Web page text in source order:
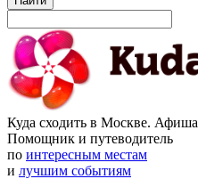
Куда сходить в Москве. Афиша
Помощник и путеводитель
по интересным местам
и лучшим событиям